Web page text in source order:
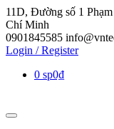
11D, Đường số 1
Chí Minh
0901845585
Login / Register
0 sp0₫